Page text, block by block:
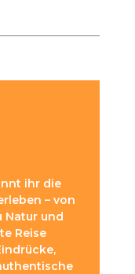
ihr die
– von
Natur und
Reise